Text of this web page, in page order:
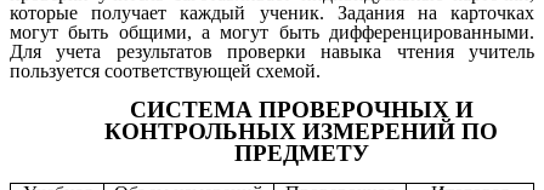
которые получает каждый ученик. Задания на карточках
могут быть общими, а могут быть дифференцированными.
Для учета результатов проверки навыка чтения учитель
пользуется соответствующей схемой.
СИСТЕМА ПРОВЕРОЧНЫХ И
КОНТРОЛЬНЫХ ИЗМЕРЕНИЙ ПО
ПРЕДМЕТУ